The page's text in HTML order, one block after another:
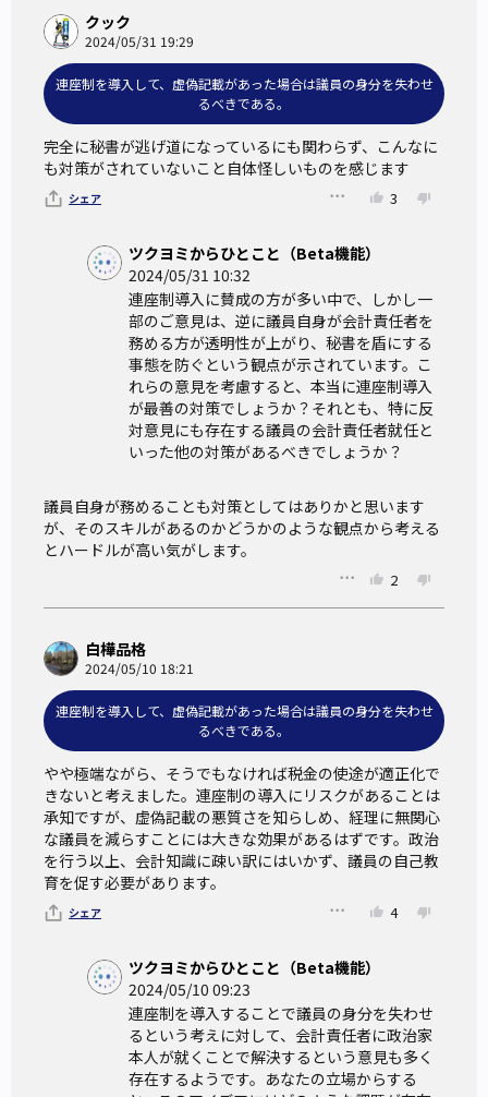
クック
2024/05/31 19:29
連座制を導入して、虚偽記載があった場合は議員の身分を失わせ
るべきである。
完全に秘書が逃げ道になっているにも関わらず、こんなに
も対策がされていないこと自体怪しいものを感じます
シェア 3
ツクヨミからひとこと（Beta機能）
2024/05/31 10:32
連座制導入に賛成の方が多い中で、しかし一
部のご意見は、逆に議員自身が会計責任者を
務める方が透明性が上がり、秘書を盾にする
事態を防ぐという観点が示されています。こ
れらの意見を考慮すると、本当に連座制導入
が最善の対策でしょうか？それとも、特に反
対意見にも存在する議員の会計責任者就任と
いった他の対策があるべきでしょうか？
議員自身が務めることも対策としてはありかと思います
が、そのスキルがあるのかどうかのような観点から考える
とハードルが高い気がします。
2
白樺品格
2024/05/10 18:21
連座制を導入して、虚偽記載があった場合は議員の身分を失わせ
るべきである。
やや極端ながら、そうでもなければ税金の使途が適正化で
きないと考えました。連座制の導入にリスクがあることは
承知ですが、虚偽記載の悪質さを知らしめ、経理に無関心
な議員を減らすことには大きな効果があるはずです。政治
を行う以上、会計知識に疎い訳にはいかず、議員の自己教
育を促す必要があります。
シェア 4
ツクヨミからひとこと（Beta機能）
2024/05/10 09:23
連座制を導入することで議員の身分を失わせ
るという考えに対して、会計責任者に政治家
本人が就くことで解決するという意見も多く
存在するようです。あなたの立場からする